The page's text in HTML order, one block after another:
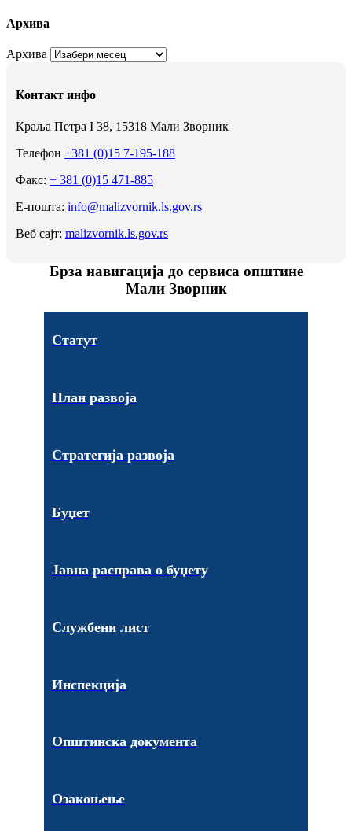
Архива
Архива
Контакт инфо
Краља Петра I 38, 15318 Мали Зворник
Телефон +381 (0)15 7-195-188
Факс: + 381 (0)15 471-885
Е-пошта: info@malizvornik.ls.gov.rs
Веб сајт: malizvornik.ls.gov.rs
Брза навигација до сервиса општине
Мали Зворник
Статут
План развоја
Стратегија развоја
Буџет
Јавна расправа о буџету
Службени лист
Инспекција
Општинска документа
Озакоњење